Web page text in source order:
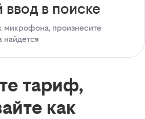
ввод в поиске
микрофона, произнесите
найдется
тариф,
как